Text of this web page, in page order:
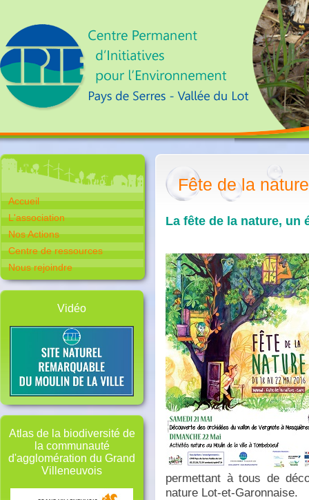
Accueil
L'association
Nos Actions
Centre de ressources
Nous rejoindre
Vidéo
Atlas de la biodiversité de
la communauté
d'agglomération du Grand
Villeneuvois
Fête de la
La fête de la nature, un
permettant à tous de
nature Lot-et-Garonnaise.